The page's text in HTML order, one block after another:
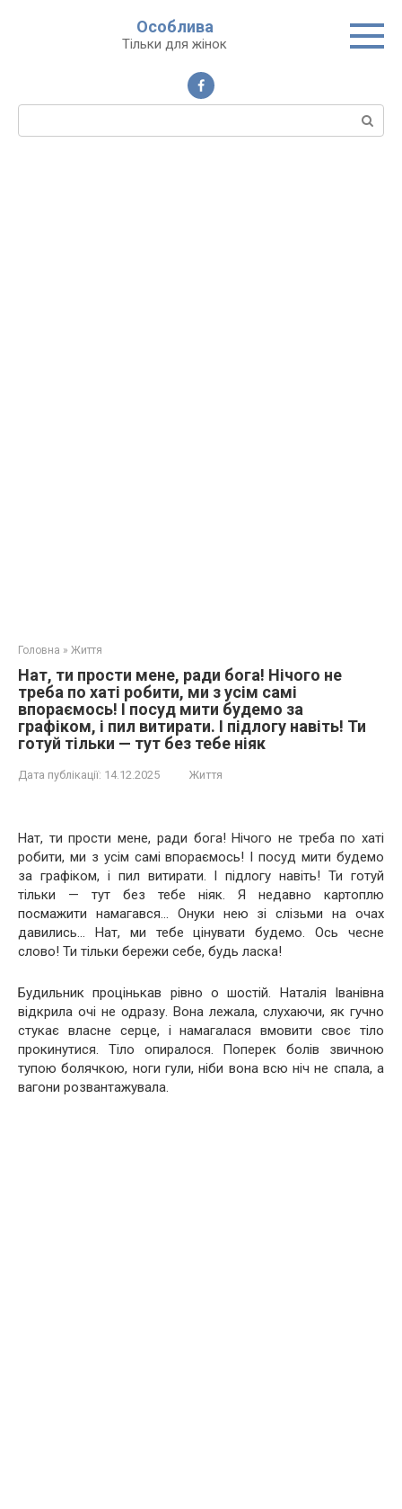
Особлива
Тільки для жінок
Пошук:
Головна » Життя
Нат, ти прости мене, ради бога! Нічого не
треба по хаті робити, ми з усім самі
впораємось! І посуд мити будемо за
графіком, і пил витирати. І підлогу навіть! Ти
готуй тільки — тут без тебе ніяк
Дата публікації: 14.12.2025 Життя
Нат, ти прости мене, ради бога! Нічого не треба по хаті
робити, ми з усім самі впораємось! І посуд мити будемо
за графіком, і пил витирати. І підлогу навіть! Ти готуй
тільки — тут без тебе ніяк. Я недавно картоплю
посмажити намагався… Онуки нею зі слізьми на очах
давились… Нат, ми тебе цінувати будемо. Ось чесне
слово! Ти тільки бережи себе, будь ласка!
Будильник процінькав рівно о шостій. Наталія Іванівна
відкрила очі не одразу. Вона лежала, слухаючи, як гучно
стукає власне серце, і намагалася вмовити своє тіло
прокинутися. Тіло опиралося. Поперек болів звичною
тупою болячкою, ноги гули, ніби вона всю ніч не спала, а
вагони розвантажувала.